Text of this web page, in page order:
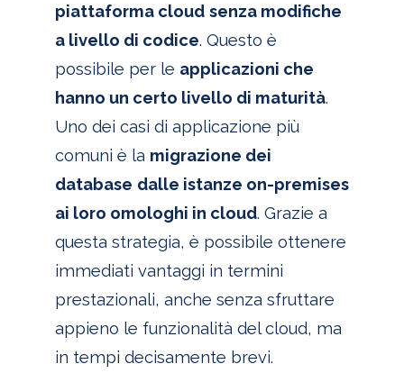
piattaforma cloud senza modifiche
a livello di codice. Questo è
possibile per le applicazioni che
hanno un certo livello di maturità.
Uno dei casi di applicazione più
comuni è la migrazione dei
database dalle istanze on-premises
ai loro omologhi in cloud. Grazie a
questa strategia, è possibile ottenere
immediati vantaggi in termini
prestazionali, anche senza sfruttare
appieno le funzionalità del cloud, ma
in tempi decisamente brevi.